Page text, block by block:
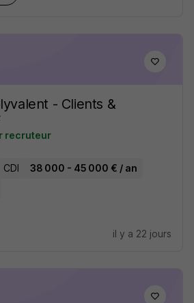
- Clients &
recruteur
CDI
38 000 - 45 000 € / an
il y a 22 jours